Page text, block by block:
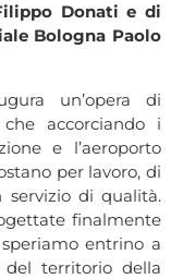
Donati e di
Bologna Paolo
un’opera di
accorciando i
e l’aeroporto
per lavoro, di
di qualità.
finalmente
entrino a
territorio della